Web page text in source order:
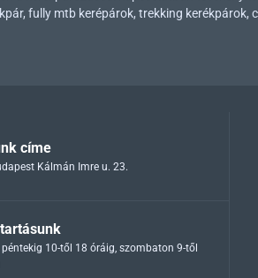
fully mtb kerépárok, trekking
címe
Kálmán Imre u. 23.
10-től 18 óráig, szombaton 9-től